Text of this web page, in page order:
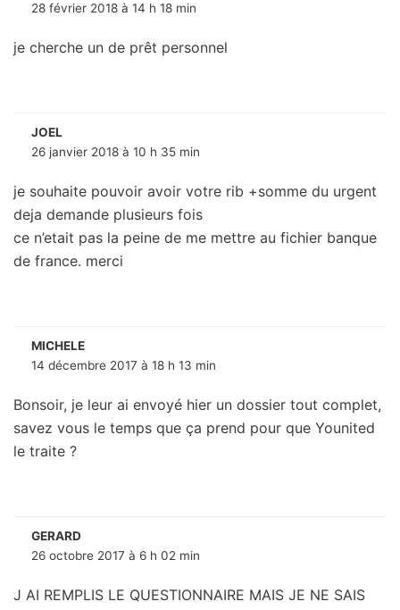
28 février 2018 à 14 h 18 min
je cherche un de prêt personnel
JOEL
26 janvier 2018 à 10 h 35 min
je souhaite pouvoir avoir votre rib +somme du urgent
deja demande plusieurs fois
ce n’etait pas la peine de me mettre au fichier banque
de france. merci
MICHELE
14 décembre 2017 à 18 h 13 min
Bonsoir, je leur ai envoyé hier un dossier tout complet,
savez vous le temps que ça prend pour que Younited
le traite ?
GERARD
26 octobre 2017 à 6 h 02 min
J AI REMPLIS LE QUESTIONNAIRE MAIS JE NE SAIS